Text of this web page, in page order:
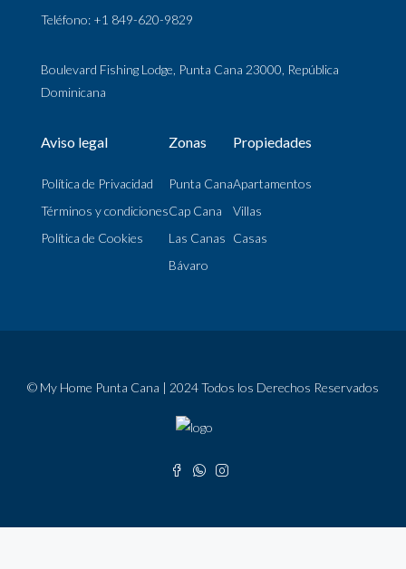
Teléfono: +1 849-620-9829
Boulevard Fishing Lodge, Punta Cana 23000, República
Dominicana
Aviso legal
Política de Privacidad
Términos y condiciones
Política de Cookies
Zonas
Punta Cana
Cap Cana
Las Canas
Bávaro
Propiedades
Apartamentos
Villas
Casas
© My Home Punta Cana | 2024 Todos los Derechos Reservados